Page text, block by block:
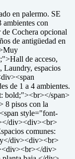
en palermo. SE
con
Cochera opcional
de antigüedad en
de acceso,
Laundry, espacios
de 1 a 4 ambientes.
bold;"><br></span>
8 pisos con la
style="font-
div><div><br>
comunes:
div><div><br>
div>